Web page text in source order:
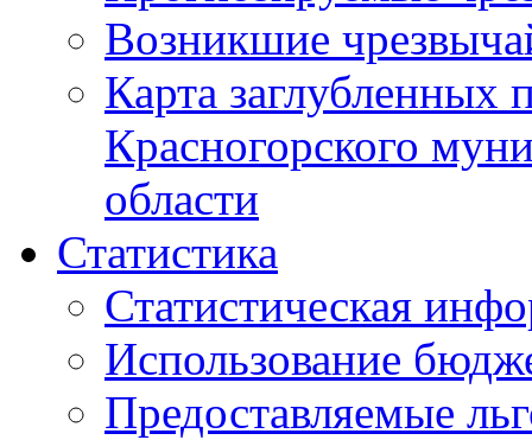
Возникшие
Карта
Красногорского
области
Статистика
Статистическая
Использование
Предоставляемые